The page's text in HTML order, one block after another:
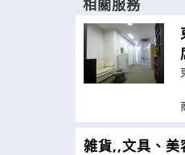
相關服務
雑貨,,文具、美